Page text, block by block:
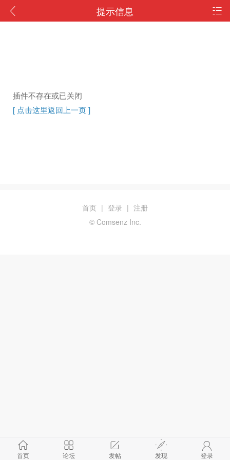
提示信息
插件不存在或已关闭
[ 点击这里返回上一页 ]
首页 论坛 发帖 发现 登录
首页 | 登录 | 注册
© Comsenz Inc.